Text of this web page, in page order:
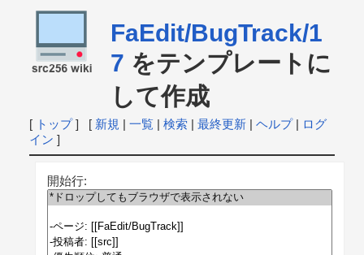
FaEdit/BugTrack/1
7 をテンプレートに
して作成
[ トップ] [ 新規 | 一覧| 検索| 最終更新| ヘルプ| ログ
イン ]
開始行: